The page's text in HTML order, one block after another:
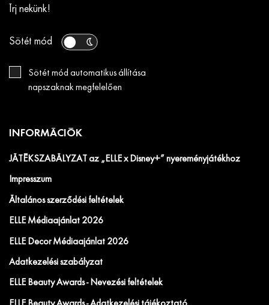
Írj nekünk!
Sötét mód
Sötét mód automatikus állítása
napszaknak megfelelően
INFORMÁCIÓK
JÁTÉKSZABÁLYZAT az „ELLE x Disney+” nyereményjátékhoz
Impresszum
Általános szerződési feltételek
ELLE Médiaajánlat 2026
ELLE Decor Médiaajánlat 2026
Adatkezelési szabályzat
ELLE Beauty Awards - Nevezési feltételek